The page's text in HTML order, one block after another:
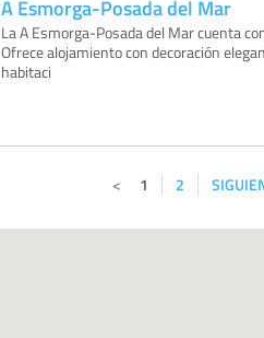
A Esmorga-Posada del Mar
La A Esmorga-Posada del Mar cuenta
Ofrece alojamiento con decoración
habitaci
1 2